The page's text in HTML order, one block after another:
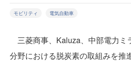
モビリティ 電気自動車
三菱商事、Kaluza、中部電力ミ
分野における脱炭素の取組みを推